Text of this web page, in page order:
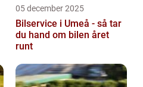
05 december 2025
Bilservice i Umeå - så tar
du hand om bilen året
runt